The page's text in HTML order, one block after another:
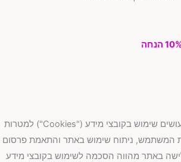
לידיעתך, באתר זה אנו עושים שימוש בקובצי מידע ("Cookies") למטרות
המשתמש, ניתוח שימוש באתר והתאמת פרסום
באתר מהווה הסכמה לשימוש בקובצי מידע